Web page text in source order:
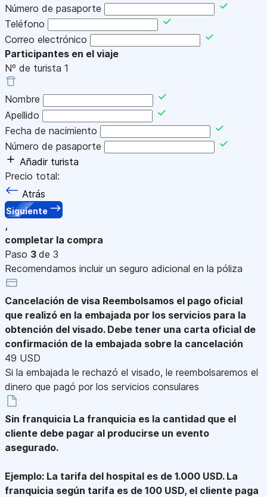
Número de pasaporte
Teléfono
Correo electrónico
Participantes en el viaje
Nº de turista 1
Nombre
Apellido
Fecha de nacimiento
Número de pasaporte
Añadir turista
Precio total:
Atrás
Siguiente
,
completar la compra
Paso 3 de 3
Recomendamos incluir un seguro adicional en la póliza
Cancelación de visa Reembolsamos el pago oficial
que realizó en la embajada por los servicios para la
obtención del visado. Debe tener una carta oficial de
confirmación de la embajada sobre la cancelación
49 USD
Si la embajada le rechazó el visado, le reembolsaremos el
dinero que pagó por los servicios consulares
Sin franquicia La franquicia es la cantidad que el
cliente debe pagar al producirse un evento
asegurado.
Ejemplo: La tarifa del hospital es de 1.000 USD. La
franquicia según tarifa es de 100 USD, el cliente paga